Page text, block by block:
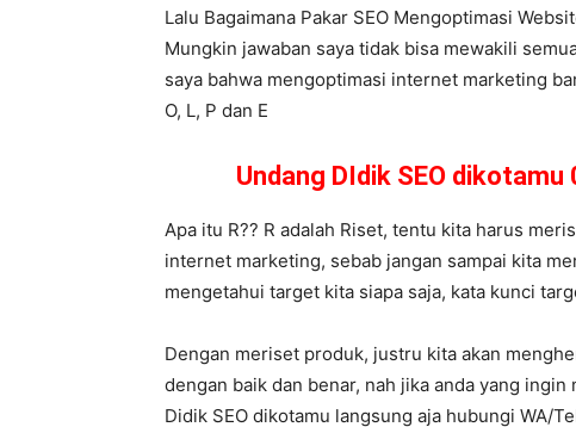
Lalu Bagaimana Pakar SEO Mengoptimasi
Mungkin jawaban saya tidak bisa mewakili
saya bahwa mengoptimasi internet marketing
O, L, P dan E
Undang DIdik SEO
Apa itu R?? R adalah Riset, tentu kita harus
internet marketing, sebab jangan sampai kita
mengetahui target kita siapa saja, kata kunci
Dengan meriset produk, justru kita akan
dengan baik dan benar, nah jika anda yang
Didik SEO dikotamu langsung aja hubungi WA/